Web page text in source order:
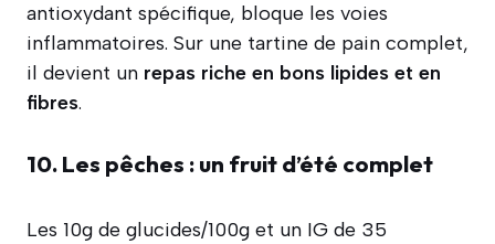
antioxydant spécifique, bloque les voies
inflammatoires. Sur une tartine de pain complet,
il devient un repas riche en bons lipides et en
fibres.
10. Les pêches : un fruit d’été complet
Les 10g de glucides/100g et un IG de 35